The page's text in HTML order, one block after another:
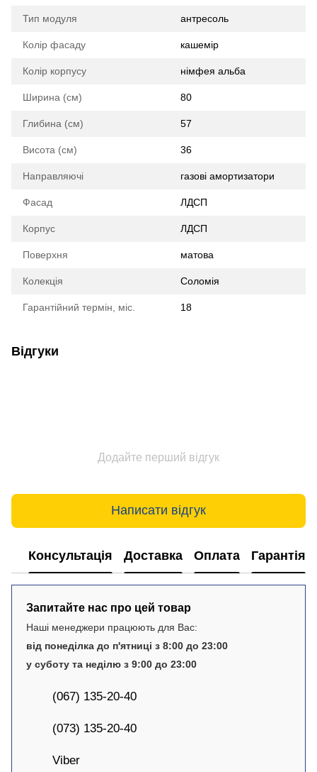
Тип модуля антресоль
Колір фасаду кашемір
Колір корпусу німфея альба
Ширина (см) 80
Глибина (см) 57
Висота (см) 36
Направляючі газові амортизатори
Фасад ЛДСП
Корпус ЛДСП
Поверхня матова
Колекція Соломія
Гарантійний термін, міс. 18
Відгуки
Додайте перший відгук
Написати відгук
Консультація Доставка Оплата Гарантія
Запитайте нас про цей товар
Наші менеджери працюють для Вас:
від понеділка до п'ятниці з 8:00 до 23:00
у суботу та неділю з 9:00 до 23:00
(067) 135-20-40
(073) 135-20-40
Viber